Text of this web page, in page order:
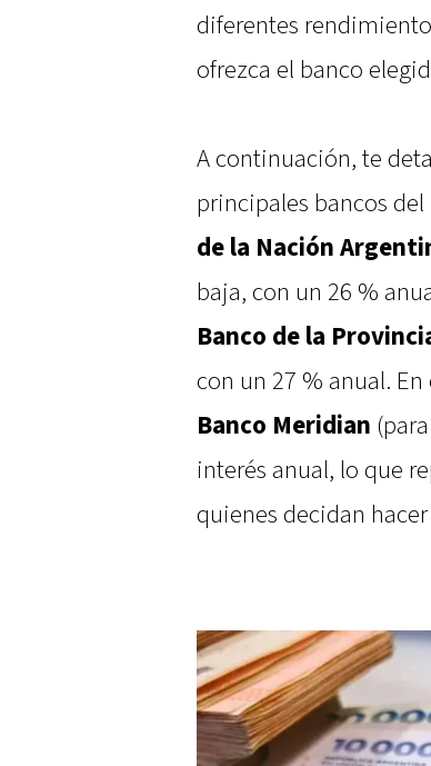
diferentes
ofrezca el banco
A continuación, te
principales bancos
de la Nación
baja, con un 26 %
Banco de la
con un 27 % anual.
Banco Meridian
interés anual, lo que
quienes decidan